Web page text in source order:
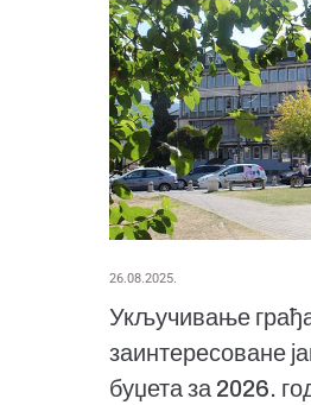
26.08.2025.
Укључивање
заинтересоване
буџета за 2026.